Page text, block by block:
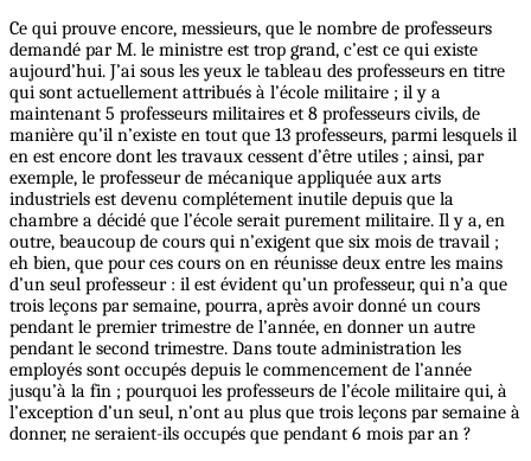
Ce qui prouve encore, messieurs, que le nombre de professeurs
demandé par M. le ministre est trop grand, c’est ce qui existe
aujourd’hui. J’ai sous les yeux le tableau des professeurs en titre
qui sont actuellement attribués à l’école militaire ; il y a
maintenant 5 professeurs militaires et 8 professeurs civils, de
manière qu’il n’existe en tout que 13 professeurs, parmi lesquels il
en est encore dont les travaux cessent d’être utiles ; ainsi, par
exemple, le professeur de mécanique appliquée aux arts
industriels est devenu complétement inutile depuis que la
chambre a décidé que l’école serait purement militaire. Il y a, en
outre, beaucoup de cours qui n’exigent que six mois de travail ;
eh bien, que pour ces cours on en réunisse deux entre les mains
d’un seul professeur : il est évident qu’un professeur, qui n’a que
trois leçons par semaine, pourra, après avoir donné un cours
pendant le premier trimestre de l’année, en donner un autre
pendant le second trimestre. Dans toute administration les
employés sont occupés depuis le commencement de l’année
jusqu’à la fin ; pourquoi les professeurs de l’école militaire qui, à
l’exception d’un seul, n’ont au plus que trois leçons par semaine à
donner, ne seraient-ils occupés que pendant 6 mois par an ?